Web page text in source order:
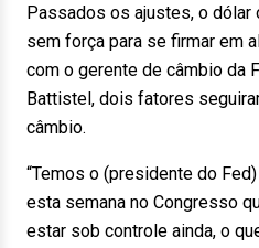
Passados os ajustes, o
sem força para se firmar em
com o gerente de câmbio da
Battistel, dois fatores
câmbio.
“Temos o (presidente do
esta semana no Congresso
estar sob controle ainda, o